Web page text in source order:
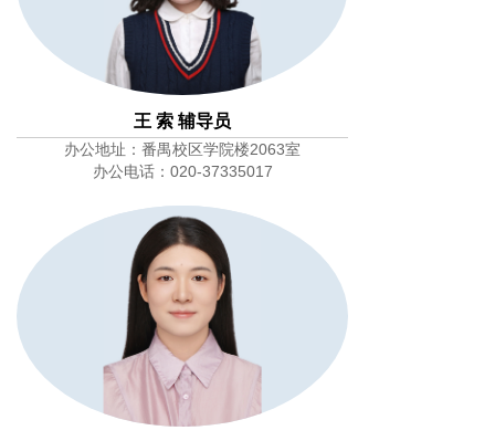
王 索 辅导员
办公地址：番禺校区学院楼2063室
办公电话：020-37335017